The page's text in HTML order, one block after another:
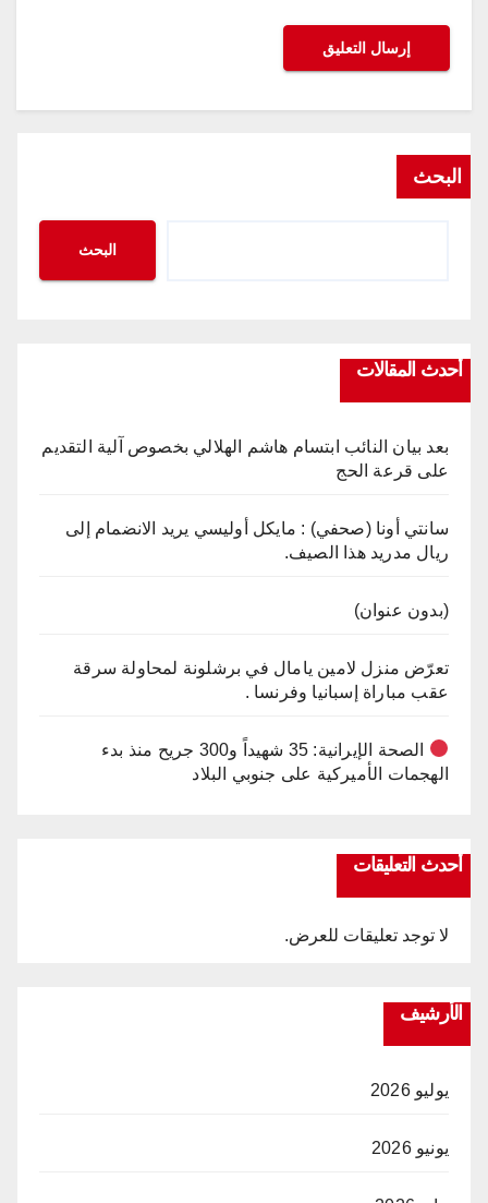
البحث
البحث
أحدث المقالات
بعد بيان النائب ابتسام هاشم الهلالي بخصوص آلية التقديم
على قرعة الحج
سانتي أونا (صحفي) : مايكل أوليسي يريد الانضمام إلى
ريال مدريد هذا الصيف.
(بدون عنوان)
تعرّض منزل لامين يامال في برشلونة لمحاولة سرقة
عقب مباراة إسبانيا وفرنسا .
الصحة الإيرانية: 35 شهيداً و300 جريح منذ بدء
الهجمات الأميركية على جنوبي البلاد
أحدث التعليقات
لا توجد تعليقات للعرض.
الأرشيف
يوليو 2026
يونيو 2026